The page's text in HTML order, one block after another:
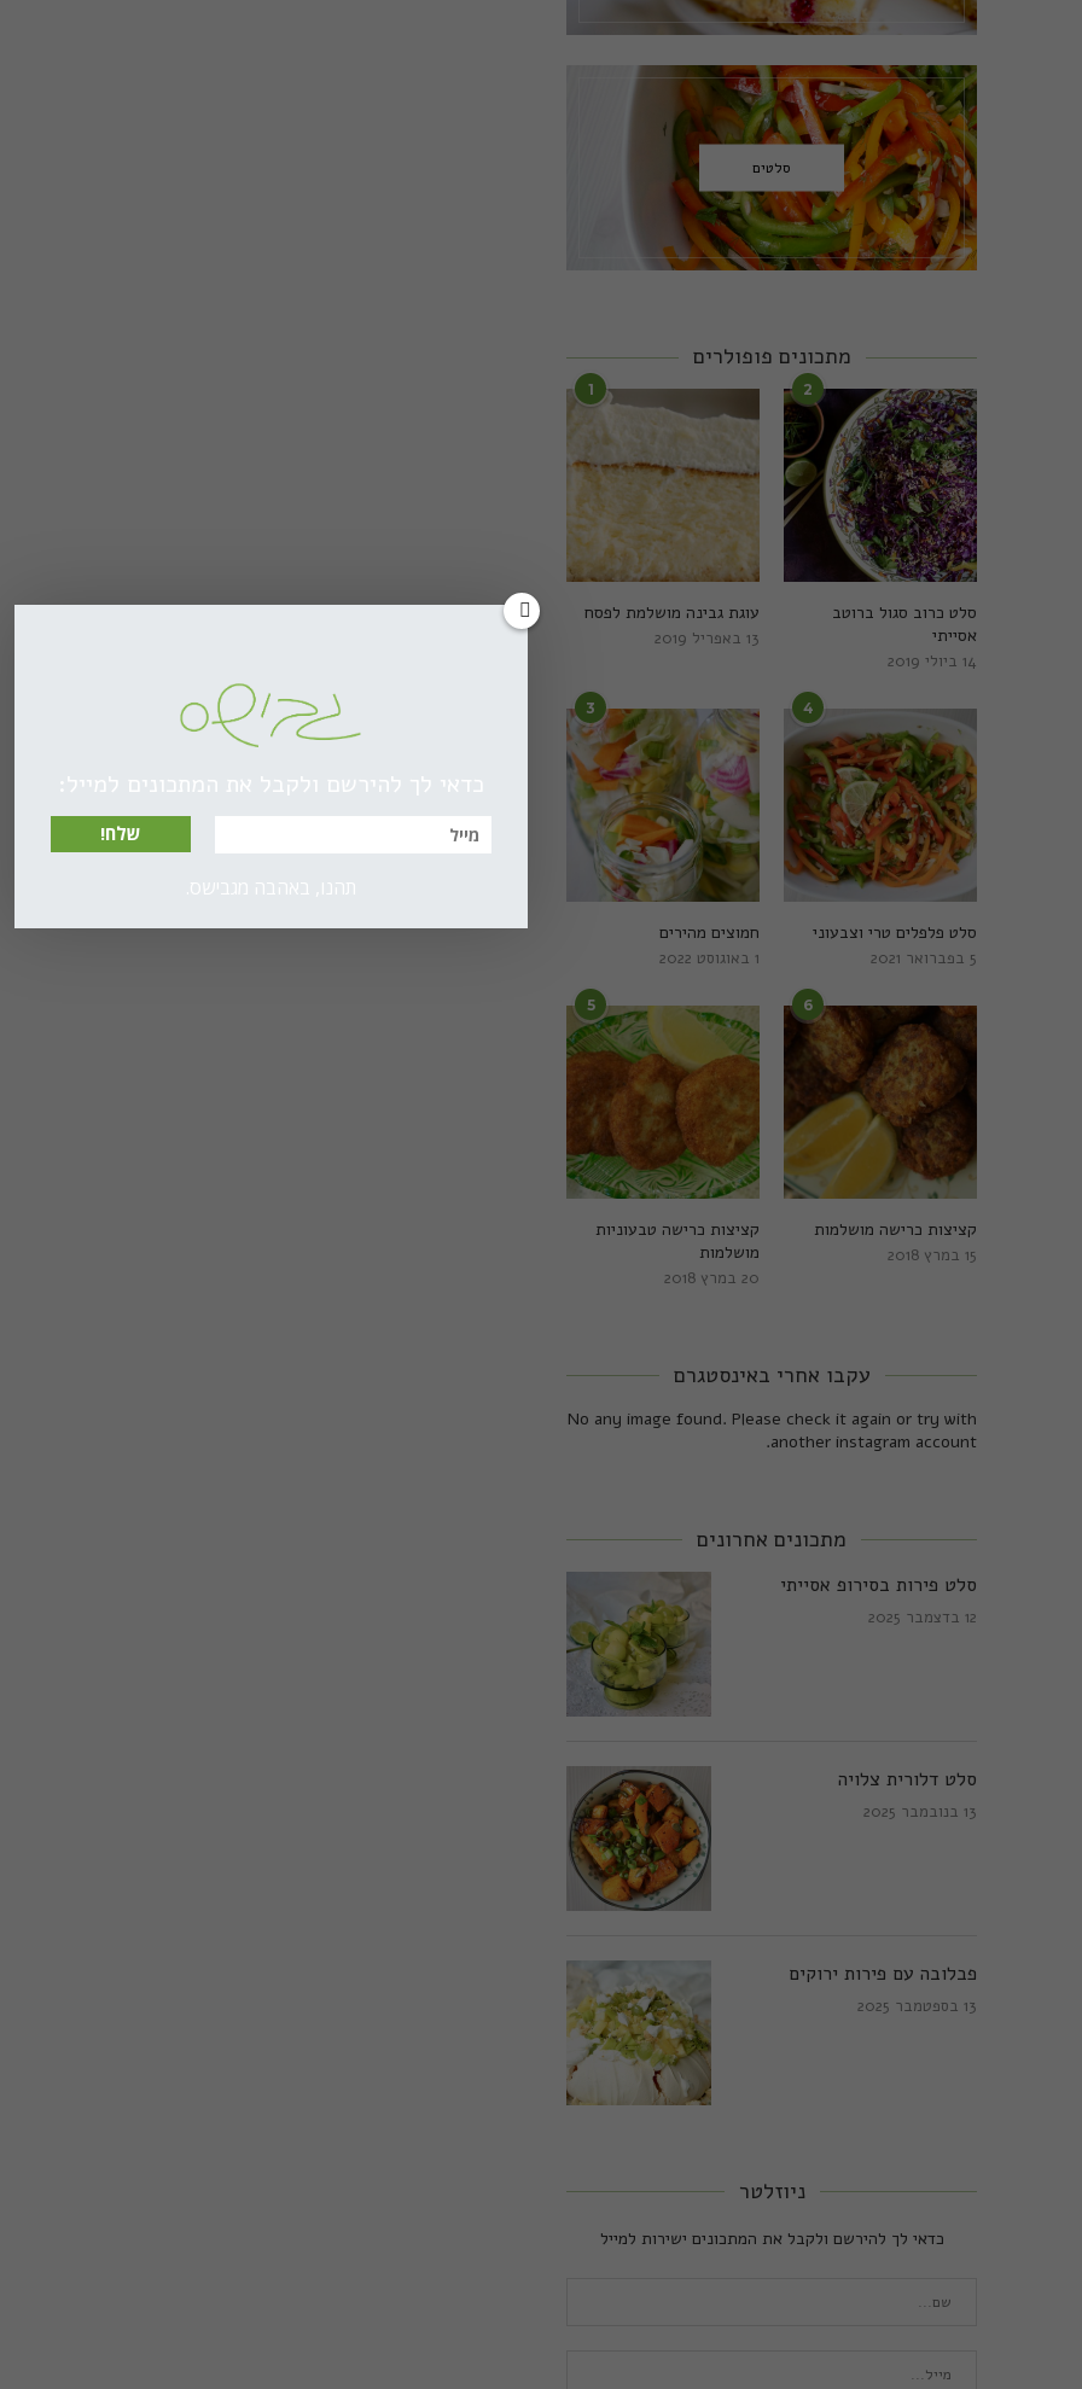
סלטים
מתכונים פופולרים
1
עוגת גבינה מושלמת לפסח
13 באפריל 2019
2
סלט כרוב סגול ברוטב
אסייתי
14 ביולי 2019
3
חמוצים מהירים
1 באוגוסט 2022
4
סלט פלפלים טרי וצבעוני
5 בפברואר 2021
5
קציצות כרישה טבעוניות
מושלמות
20 במרץ 2018
6
קציצות כרישה מושלמות
15 במרץ 2018
עקבו אחרי באינסטגרם
No any image found. Please check it again or try with
another instagram account.
מתכונים אחרונים
סלט פירות בסירופ אסייתי
12 בדצמבר 2025
סלט דלורית צלויה
13 בנובמבר 2025
פבלובה עם פירות ירוקים
13 בספטמבר 2025
ניוזלטר
כדאי לך להירשם ולקבל את המתכונים ישירות למייל
כדאי לך להירשם ולקבל את המתכונים למייל:
שלח!
תהנו, באהבה מגבישס.